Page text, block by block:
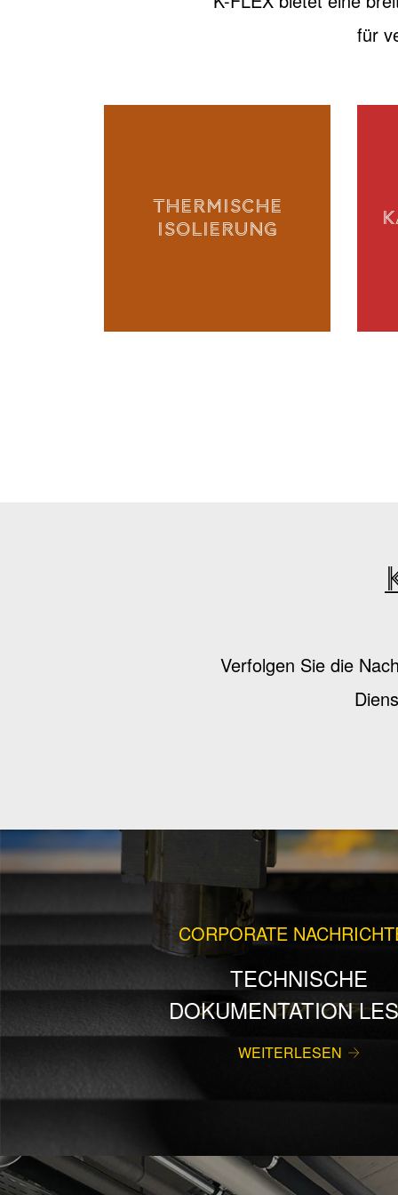
für
THERMISCHE
ISOLIERUNG
Verfolgen Sie die
CORPORATE
TECHNISCHE
DOKUMENTATION
WEITERLESEN